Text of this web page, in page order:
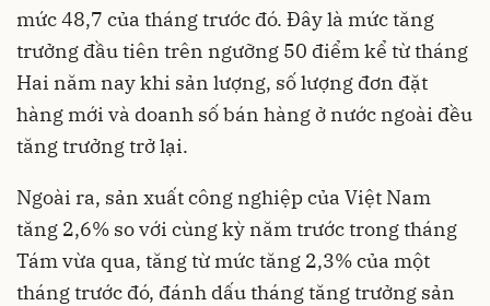
mức 48,7 của tháng trước đó. Đây là mức tăng
trưởng đầu tiên trên ngưỡng 50 điểm kể từ tháng
Hai năm nay khi sản lượng, số lượng đơn đặt
hàng mới và doanh số bán hàng ở nước ngoài đều
tăng trưởng trở lại.
Ngoài ra, sản xuất công nghiệp của Việt Nam
tăng 2,6% so với cùng kỳ năm trước trong tháng
Tám vừa qua, tăng từ mức tăng 2,3% của một
tháng trước đó, đánh dấu tháng tăng trưởng sản